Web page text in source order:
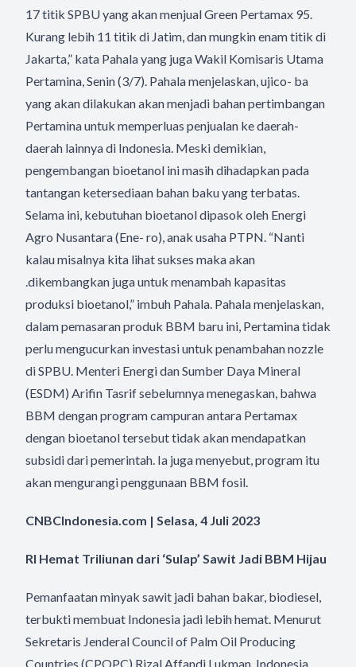
17 titik SPBU yang akan menjual Green Pertamax 95.
Kurang lebih 11 titik di Jatim, dan mungkin enam titik di
Jakarta,” kata Pahala yang juga Wakil Komisaris Utama
Pertamina, Senin (3/7). Pahala menjelaskan, ujico- ba
yang akan dilakukan akan menjadi bahan pertimbangan
Pertamina untuk memperluas penjualan ke daerah-
daerah lainnya di Indonesia. Meski demikian,
pengembangan bioetanol ini masih dihadapkan pada
tantangan ketersediaan bahan baku yang terbatas.
Selama ini, kebutuhan bioetanol dipasok oleh Energi
Agro Nusantara (Ene- ro), anak usaha PTPN. “Nanti
kalau misalnya kita lihat sukses maka akan
.dikembangkan juga untuk menambah kapasitas
produksi bioetanol,” imbuh Pahala. Pahala menjelaskan,
dalam pemasaran produk BBM baru ini, Pertamina tidak
perlu mengucurkan investasi untuk penambahan nozzle
di SPBU. Menteri Energi dan Sumber Daya Mineral
(ESDM) Arifin Tasrif sebelumnya menegaskan, bahwa
BBM dengan program campuran antara Pertamax
dengan bioetanol tersebut tidak akan mendapatkan
subsidi dari pemerintah. Ia juga menyebut, program itu
akan mengurangi penggunaan BBM fosil.
CNBCIndonesia.com | Selasa, 4 Juli 2023
RI Hemat Triliunan dari ‘Sulap’ Sawit Jadi BBM Hijau
Pemanfaatan minyak sawit jadi bahan bakar, biodiesel,
terbukti membuat Indonesia jadi lebih hemat. Menurut
Sekretaris Jenderal Council of Palm Oil Producing
Countries (CPOPC) Rizal Affandi Lukman, Indonesia